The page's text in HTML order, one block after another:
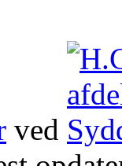
ved